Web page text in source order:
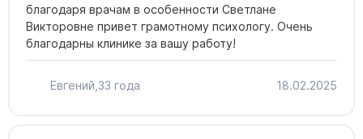
благодаря врачам в особенности Светлане
Викторовне привет грамотному психологу. Очень
благодарны клинике за вашу работу!
Евгений, 33 года 18.02.2025